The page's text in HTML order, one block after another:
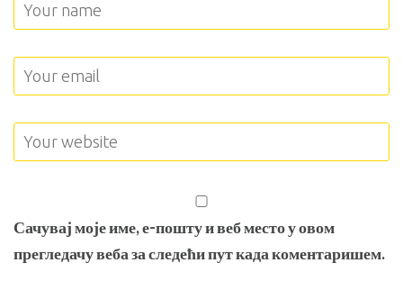
Сачувај моје име, е-пошту и веб место у овом
прегледачу веба за следећи пут када коментаришем.